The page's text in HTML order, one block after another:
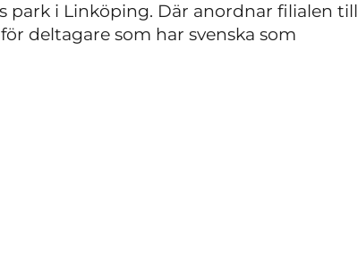
park i Linköping. Där anordnar filialen till
deltagare som har svenska som